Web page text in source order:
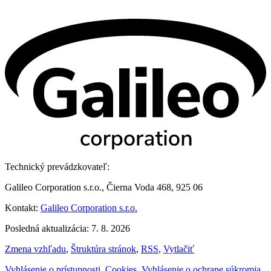
Technický prevádzkovateľ:
Galileo Corporation s.r.o., Čierna Voda 468, 925 06
Kontakt: Galileo Corporation s.r.o.
Posledná aktualizácia: 7. 8. 2026
Zmena vzhľadu, Štruktúra stránok, RSS, Vytlačiť